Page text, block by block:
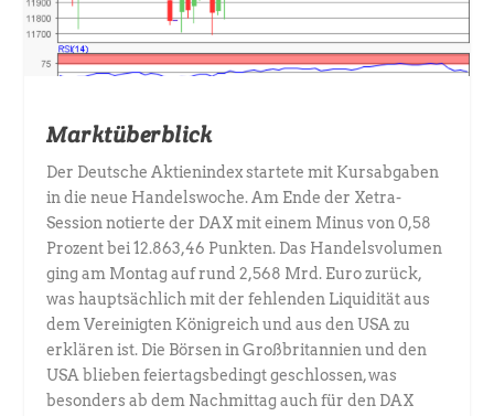
Marktüberblick
Der Deutsche Aktienindex startete mit Kursabgaben
in die neue Handelswoche. Am Ende der Xetra-
Session notierte der DAX mit einem Minus von 0,58
Prozent bei 12.863,46 Punkten. Das Handelsvolumen
ging am Montag auf rund 2,568 Mrd. Euro zurück,
was hauptsächlich mit der fehlenden Liquidität aus
dem Vereinigten Königreich und aus den USA zu
erklären ist. Die Börsen in Großbritannien und den
USA blieben feiertagsbedingt geschlossen, was
besonders ab dem Nachmittag auch für den DAX